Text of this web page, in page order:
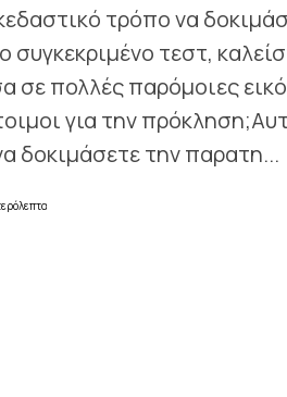
τρόπο να
τεστ,
σε πολλές παρόμοιες
για την
δοκιμάσετε την παρατη...